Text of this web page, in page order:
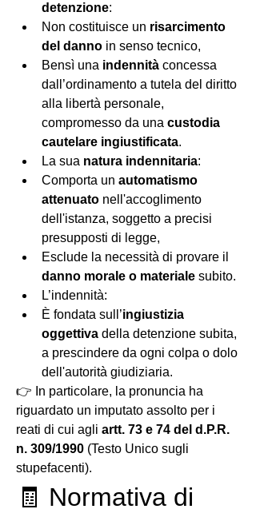
detenzione:
Non costituisce un risarcimento
del danno in senso tecnico,
Bensì una indennità concessa
dall’ordinamento a tutela del diritto
alla libertà personale,
compromesso da una custodia
cautelare ingiustificata.
La sua natura indennitaria:
Comporta un automatismo
attenuato nell'accoglimento
dell'istanza, soggetto a precisi
presupposti di legge,
danno morale o materiale subito.
L’indennità:
È fondata sull’ingiustizia
oggettiva della detenzione subita,
a prescindere da ogni colpa o dolo
dell'autorità giudiziaria.
👉 In particolare, la pronuncia ha
riguardato un imputato assolto per i
reati di cui agli artt. 73 e 74 del d.P.R.
n. 309/1990 (Testo Unico sugli
stupefacenti).
🧾 Normativa di